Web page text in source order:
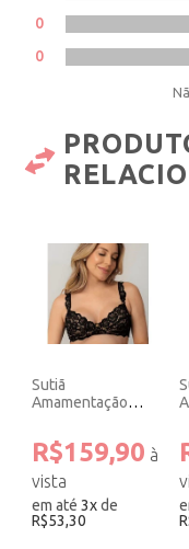
0
0
Sutiã
Amamentação
R$159,90
em até3xde
R$53,30